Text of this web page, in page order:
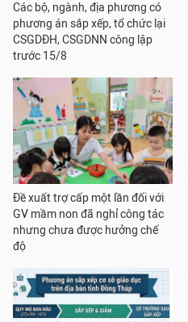
Các bộ, ngành, địa phương có
phương án sắp xếp, tổ chức lại
CSGDĐH, CSGDNN công lập
trước 15/8
Đề xuất trợ cấp một lần đối với
GV mầm non đã nghỉ công tác
nhưng chưa được hưởng chế
độ